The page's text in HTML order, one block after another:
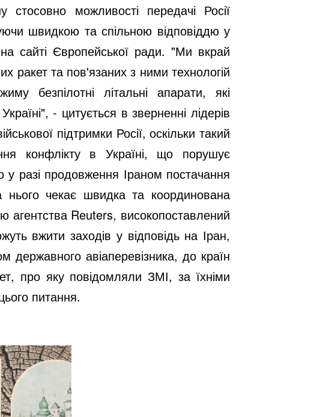
можливості передачі Росії
швидкою та спільною відповіддю у
сайті Європейської ради. "Ми вкрай
ракет та пов'язаних з ними технологій
безпілотні літальні апарати, які
- цитується в зверненні лідерів
підтримки Росії, оскільки такий
конфлікту в Україні, що порушує
разі продовження Іраном постачання
нього чекає швидка та координована
агентства Reuters, високопоставлений
вжити заходів у відповідь на Іран,
авіаперевізника, до країн
про яку повідомляли ЗМІ, за їхніми
питання.